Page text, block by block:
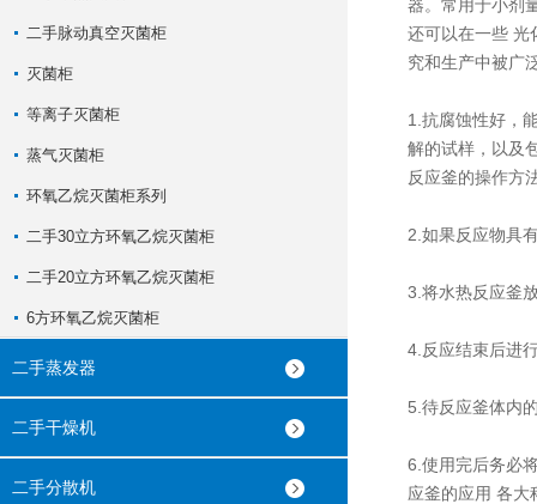
二手脉动真空灭菌柜
灭菌柜
等离子灭菌柜
蒸气灭菌柜
环氧乙烷灭菌柜系列
二手30立方环氧乙烷灭菌柜
二手20立方环氧乙烷灭菌柜
6方环氧乙烷灭菌柜
二手蒸发器
二手干燥机
二手分散机
器。常用于小剂
还可以在一些 光
究和生产中被广
1.抗腐蚀性好，
解的试样，以及
反应釜的操作方
2.如果反应物具
3.将水热反应釜
4.反应结束后进
5.待反应釜体内
6.使用完后务必
应釜的应用 各大